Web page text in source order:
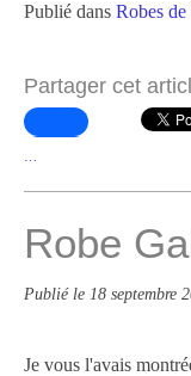
Publié dans Robes
Partager cet
Robe
Publié le 18 septembre
Je vous l'avais